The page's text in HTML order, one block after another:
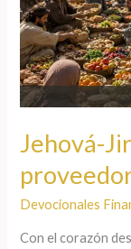
Jehová-
Devocionales
Con el corazón
mi
proveedor
en
el
momento